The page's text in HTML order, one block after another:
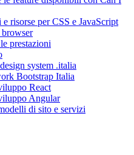
risorse per CSS e JavaScript
prestazioni
system .italia
Bootstrap Italia
React
Angular
di sito e servizi